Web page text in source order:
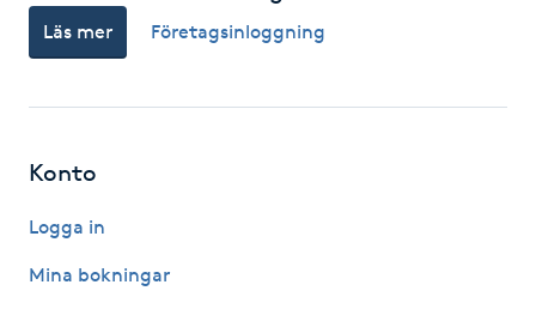
Föning
Gellack
Läs mer Företagsinloggning
Konto
Logga in
Mina bokningar